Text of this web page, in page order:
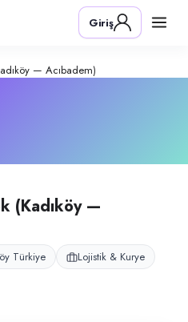
— Acıbadem)
ve Kadıköy
Giriş
— Acıbadem)
(Kadıköy —
Türkiye
Lojistik & Kurye